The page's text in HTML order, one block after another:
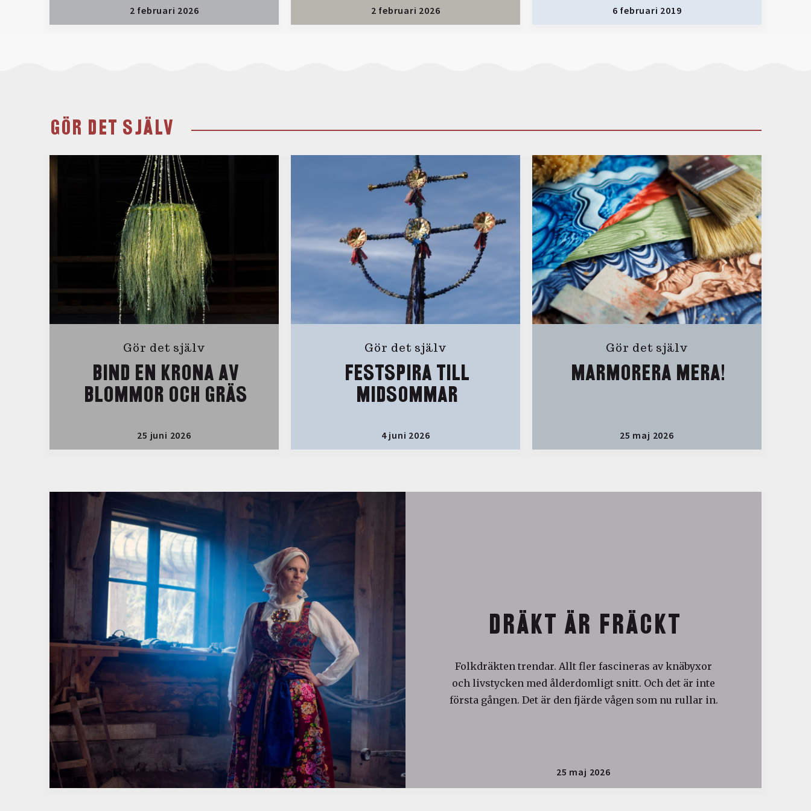
2 februari 2026 2 februari 2026 6 februari 2019
GÖR DET SJÄLV
Gör det själv
BIND EN KRONA AV
BLOMMOR OCH GRÄS
25 juni 2026
Gör det själv
FESTSPIRA TILL
MIDSOMMAR
4 juni 2026
Gör det själv
MARMORERA MERA!
25 maj 2026
DRÄKT ÄR FRÄCKT
Folkdräkten trendar. Allt fler fascineras av knäbyxor
och livstycken med ålderdomligt snitt. Och det är inte
första gången. Det är den fjärde vågen som nu rullar in.
25 maj 2026